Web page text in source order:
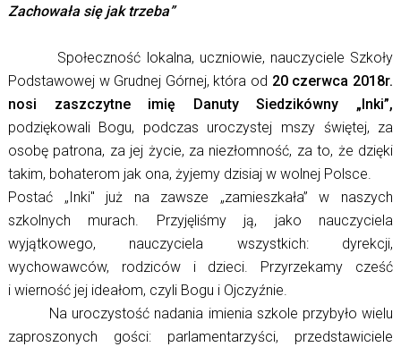
Zachowała się jak trzeba”
Społeczność lokalna, uczniowie, nauczyciele Szkoły
Podstawowej w Grudnej Górnej, która od 20 czerwca 2018r.
nosi zaszczytne imię Danuty Siedzikówny „Inki”,
podziękowali Bogu, podczas uroczystej mszy świętej, za
osobę patrona, za jej życie, za niezłomność, za to, że dzięki
takim, bohaterom jak ona, żyjemy dzisiaj w wolnej Polsce.
Postać „Inki" już na zawsze „zamieszkała” w naszych
szkolnych murach. Przyjęliśmy ją, jako nauczyciela
wyjątkowego, nauczyciela wszystkich: dyrekcji,
wychowawców, rodziców i dzieci. Przyrzekamy cześć
i wierność jej ideałom, czyli Bogu i Ojczyźnie.
Na uroczystość nadania imienia szkole przybyło wielu
zaproszonych gości: parlamentarzyści, przedstawiciele